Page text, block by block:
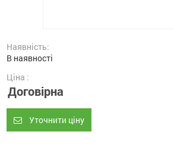
Наявність:
В наявності
Ціна :
Договірна
Уточнити ціну